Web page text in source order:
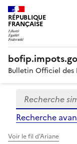
RÉPUBLIQUE
FRANÇAISE
Bulletin Officiel des
Formulaire
de
recherche
Recherche
Recherche
Voir le fil d'Ariane